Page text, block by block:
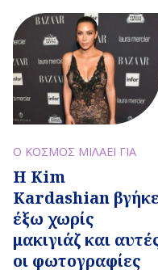
Ο ΚΟΣΜΟΣ ΜΙΛΑΕΙ ΓΙΑ
Η Kim
Kardashian βγήκε
έξω χωρίς
μακιγιάζ και
οι φωτογραφίες